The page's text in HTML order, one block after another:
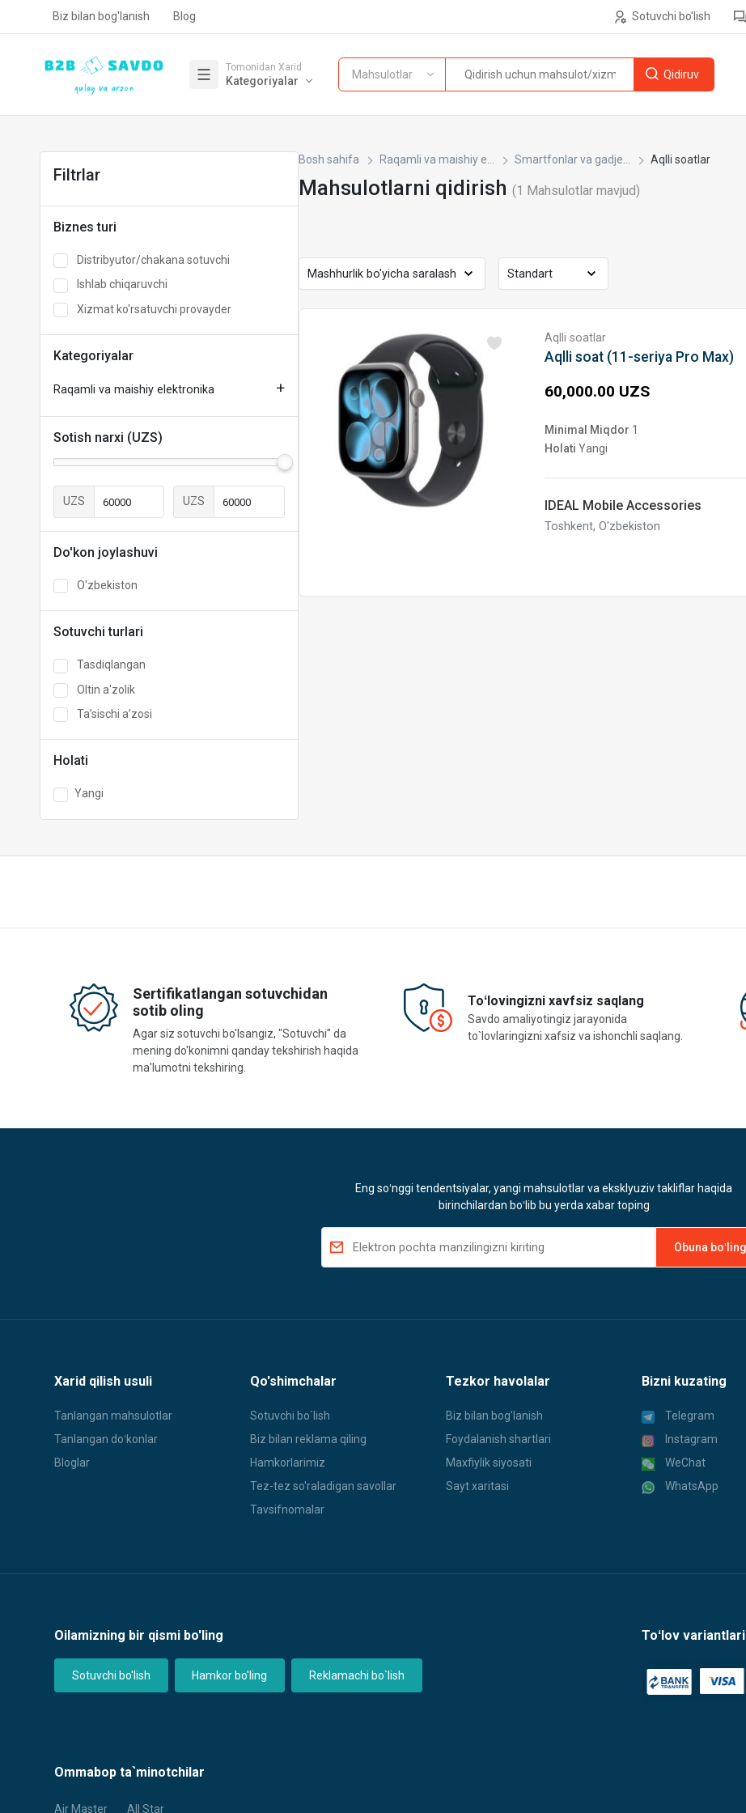
Sotuvchi bo'lish
Biz bilan bog'lanish Blog
Tomonidan Xarid
Kategoriyalar Mahsulotlar
Filtrlar
Biznes turi
Distribyutor/chakana sotuvchi
Ishlab chiqaruvchi
Xizmat ko'rsatuvchi provayder
Kategoriyalar
Raqamli va maishiy elektronika
Sotish narxi (UZS)
UZS UZS
Do'kon joylashuvi
O'zbekiston
Sotuvchi turlari
Tasdiqlangan
Oltin a'zolik
Taʼsischi aʼzosi
Holati
Yangi
Bosh sahifa Raqamli va maishiy e... Smartfonlar va gadje... Aqlli soatlar
Mahsulotlarni qidirish (1 Mahsulotlar mavjud)
Aqlli soatlar
Aqlli soat (11-seriya Pro Max)
60,000.00 UZS
Minimal Miqdor 1
Holati Yangi
IDEAL Mobile Accessories
Toshkent, O'zbekiston
Sertifikatlangan sotuvchidan
sotib oling
Agar siz sotuvchi bo'lsangiz, "Sotuvchi" da
mening do'konimni qanday tekshirish haqida
ma'lumotni tekshiring.
Toʻlovingizni xavfsiz saqlang
Savdo amaliyotingiz jarayonida
to`lovlaringizni xafsiz va ishonchli saqlang.
Eng soʻnggi tendentsiyalar, yangi mahsulotlar va eksklyuziv takliflar haqida
birinchilardan boʻlib bu yerda xabar toping
Xarid qilish usuli
Tanlangan mahsulotlar
Tanlangan doʻkonlar
Bloglar
Qo'shimchalar
Sotuvchi bo`lish
Biz bilan reklama qiling
Hamkorlarimiz
Tez-tez so'raladigan savollar
Tavsifnomalar
Tezkor havolalar
Biz bilan bog'lanish
Foydalanish shartlari
Maxfiylik siyosati
Sayt xaritasi
Bizni kuzating
Telegram
Instagram
WeChat
WhatsApp
Oilamizning bir qismi bo'ling
Sotuvchi bo'lish Hamkor bo'ling Reklamachi bo`lish
Toʻlov variantlari
Ommabop ta`minotchilar
Air Master All Star